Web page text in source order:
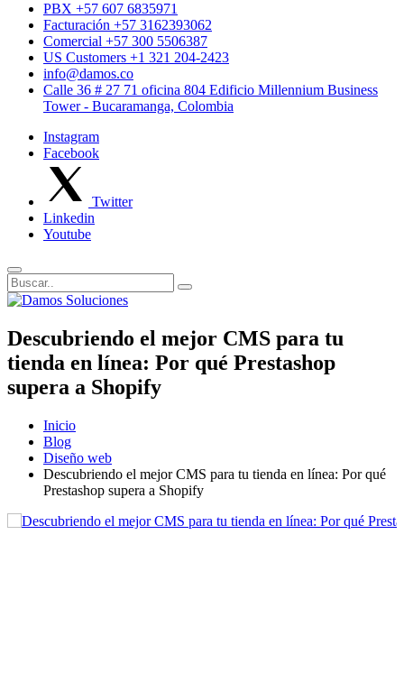
PBX +57 607 6835971
Facturación +57 3162393062
Comercial +57 300 5506387
US Customers +1 321 204-2423
info@damos.co
Calle 36 # 27 71 oficina 804 Edificio Millennium Business
Tower - Bucaramanga, Colombia
Instagram
Facebook
Twitter
Linkedin
Youtube
Descubriendo el mejor CMS para tu
tienda en línea: Por qué Prestashop
supera a Shopify
Inicio
Blog
Diseño web
Descubriendo el mejor CMS para tu tienda en línea: Por qué
Prestashop supera a Shopify